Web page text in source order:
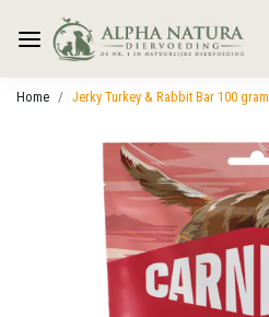
Home Jerky Turkey & Rabbit Bar 100 gram